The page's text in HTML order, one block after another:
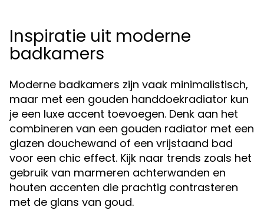
Inspiratie uit moderne
badkamers
Moderne badkamers zijn vaak minimalistisch,
maar met een gouden handdoekradiator kun
je een luxe accent toevoegen. Denk aan het
combineren van een gouden radiator met een
glazen douchewand of een vrijstaand bad
voor een chic effect. Kijk naar trends zoals het
gebruik van marmeren achterwanden en
houten accenten die prachtig contrasteren
met de glans van goud.